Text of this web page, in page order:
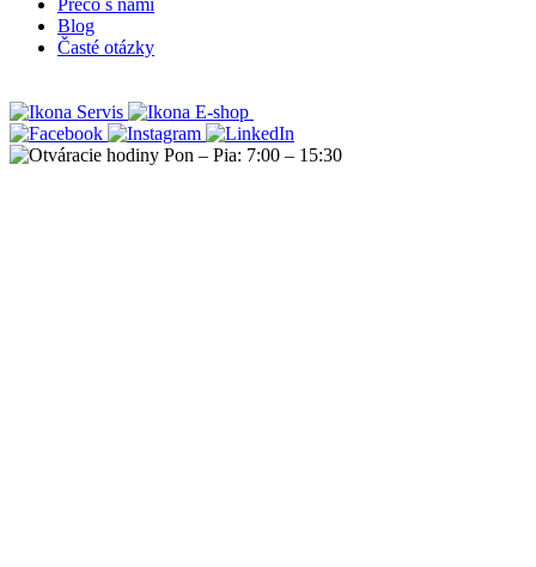
Prečo s nami
Blog
Časté otázky
Servis E-shop
Pon – Pia: 7:00 – 15:30